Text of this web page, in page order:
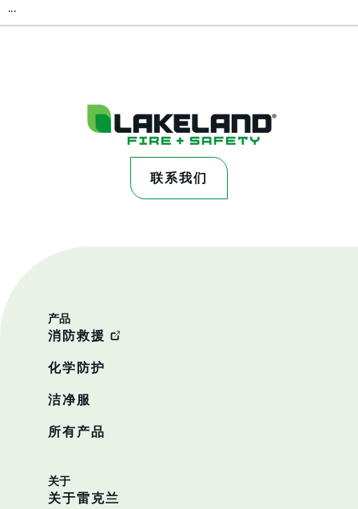
...
联系我们
产品
消防救援
化学防护
洁净服
所有产品
关于
关于雷克兰